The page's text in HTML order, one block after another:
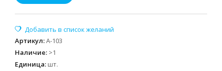
Артикул:А-103
Наличие: >1
Единица: шт.